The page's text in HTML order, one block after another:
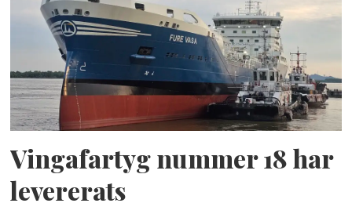
Vingafartyg nummer 18 har
levererats